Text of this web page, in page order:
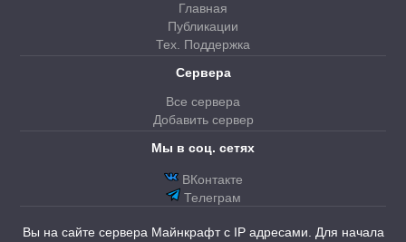
Главная
Публикации
Тех. Поддержка
Сервера
Все сервера
Добавить сервер
Мы в соц. сетях
ВКонтакте
Телеграм
Вы на сайте сервера Майнкрафт с IP адресами. Для начала